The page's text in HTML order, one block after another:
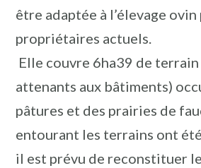
être adaptée à l’élevage ovin
propriétaires actuels.
Elle couvre 6ha39 de
attenants aux bâtiments)
pâtures et des prairies de
entourant les terrains ont
il est prévu de reconstituer